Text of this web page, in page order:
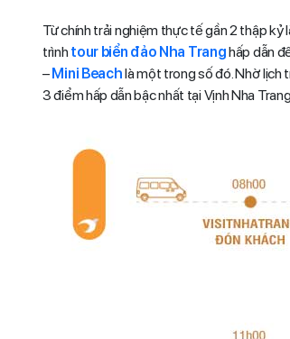
Từ chính trải nghiệm thực tế gần 2 thập kỷ
trình tour biển đảo Nha Tranghấp dẫn
–Mini Beachlà một trong số đó. Nhờ lịch
3 điểm hấp dẫn bậc nhất tại Vịnh Nha